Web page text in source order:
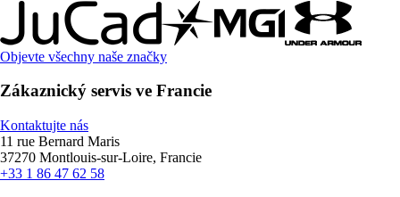
Objevte všechny naše značky
Zákaznický servis ve Francie
Kontaktujte nás
11 rue Bernard Maris
37270 Montlouis-sur-Loire, Francie
+33 1 86 47 62 58